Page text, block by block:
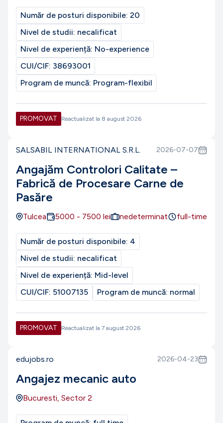
Număr de posturi disponibile: 20
Nivel de studii: necalificat
Nivel de experiență: No-experience
CUI/CIF: 38693001
Program de muncă: Program-flexibil
PROMOVAT Reactualizat la 8 august 2026
SALSABIL INTERNATIONAL S.R.L. 2026-07-07
Angajăm Controlori Calitate –
Fabrică de Procesare Carne de
Pasăre
Tulcea 5000 - 7500 lei nedeterminat full-time
Număr de posturi disponibile: 4
Nivel de studii: necalificat
Nivel de experiență: Mid-level
CUI/CIF: 51007135 Program de muncă: normal
PROMOVAT Reactualizat la 7 august 2026
edujobs.ro 2026-04-23
Angajez mecanic auto
Bucuresti, Sector 2